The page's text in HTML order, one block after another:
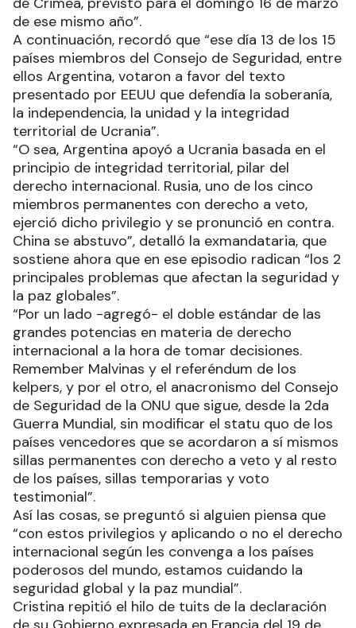
de ese mismo año”.
A continuación, recordó que “ese día 13 de los 15
países miembros del Consejo de Seguridad, entre
ellos Argentina, votaron a favor del texto
presentado por EEUU que defendía la soberanía,
la independencia, la unidad y la integridad
territorial de Ucrania”.
“O sea, Argentina apoyó a Ucrania basada en el
principio de integridad territorial, pilar del
derecho internacional. Rusia, uno de los cinco
miembros permanentes con derecho a veto,
ejerció dicho privilegio y se pronunció en contra.
China se abstuvo”, detalló la exmandataria, que
sostiene ahora que en ese episodio radican “los 2
principales problemas que afectan la seguridad y
la paz globales”.
“Por un lado -agregó- el doble estándar de las
grandes potencias en materia de derecho
internacional a la hora de tomar decisiones.
Remember Malvinas y el referéndum de los
kelpers, y por el otro, el anacronismo del Consejo
de Seguridad de la ONU que sigue, desde la 2da
Guerra Mundial, sin modificar el statu quo de los
países vencedores que se acordaron a sí mismos
sillas permanentes con derecho a veto y al resto
de los países, sillas temporarias y voto
testimonial”.
Así las cosas, se preguntó si alguien piensa que
“con estos privilegios y aplicando o no el derecho
internacional según les convenga a los países
poderosos del mundo, estamos cuidando la
seguridad global y la paz mundial”.
Cristina repitió el hilo de tuits de la declaración